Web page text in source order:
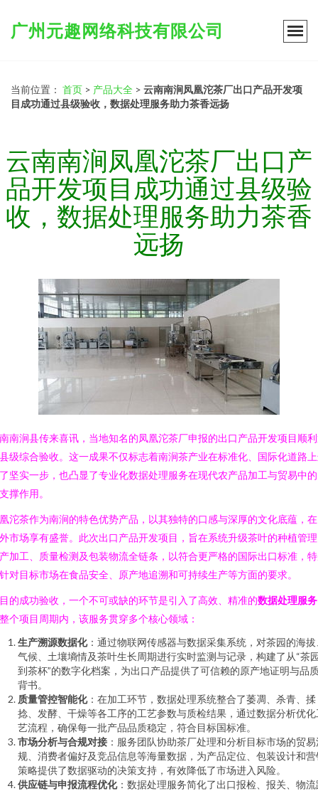
广州元趣网络科技有限公司
当前位置： 首页 > 产品大全 > 云南南涧凤凰沱茶厂出口产品开发项
目成功通过县级验收，数据处理服务助力茶香远扬
云南南涧凤凰沱茶厂出口产
品开发项目成功通过县级验
收，数据处理服务助力茶香
远扬
南涧县传来喜讯，当地知名的凤凰沱茶厂申报的出口产品开发项目顺
级综合验收。这一成果不仅标志着南涧茶产业在标准化、国际化道路
坚实一步，也凸显了专业化数据处理服务在现代农产品加工与贸易中
撑作用。
沱茶作为南涧的特色优势产品，以其独特的口感与深厚的文化底蕴，
市场享有盛誉。此次出口产品开发项目，旨在系统升级茶叶的种植管
加工、质量检测及包装物流全链条，以符合更严格的国际出口标准，
对目标市场在食品安全、原产地追溯和可持续生产等方面的要求。
的成功验收，一个不可或缺的环节是引入了高效、精准的数据处理服务
个项目周期内，该服务贯穿多个核心领域：
生产溯源数据化：通过物联网传感器与数据采集系统，对茶园的海拔
气候、土壤墒情及茶叶生长周期进行实时监测与记录，构建了从“茶
到茶杯”的数字化档案，为出口产品提供了可信赖的原产地证明与品
背书。
质量管控智能化：在加工环节，数据处理系统整合了萎凋、杀青、揉
捻、发酵、干燥等各工序的工艺参数与质检结果，通过数据分析优化
艺流程，确保每一批产品品质稳定，符合目标国标准。
市场分析与合规对接 ：服务团队协助茶厂处理和分析目标市场的贸
规、消费者偏好及竞品信息等海量数据，为产品定位、包装设计和营
策略提供了数据驱动的决策支持，有效降低了市场进入风险。
供应链与申报流程优化：数据处理服务简化了出口报检、报关、物流